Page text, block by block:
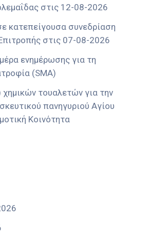
στις 12-08-2026
κατεπείγουσα συνεδρίαση
στις 07-08-2026
ενημέρωσης για τη
(SMA)
τουαλετών για την
πανηγυριού Αγίου
Κοινότητα